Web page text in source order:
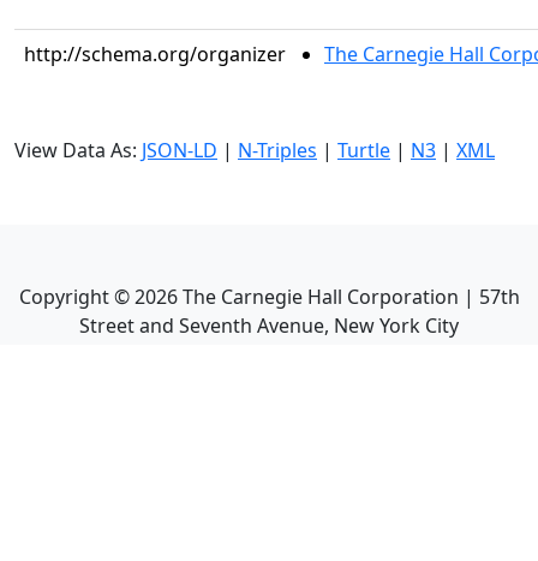
http://schema.org/organizer The Carnegie Hall
View Data As: JSON-LD | N-Triples | Turtle | N3 | XML
Copyright ©2026The Carnegie Hall Corporation | 57th
Street and Seventh Avenue, New York City